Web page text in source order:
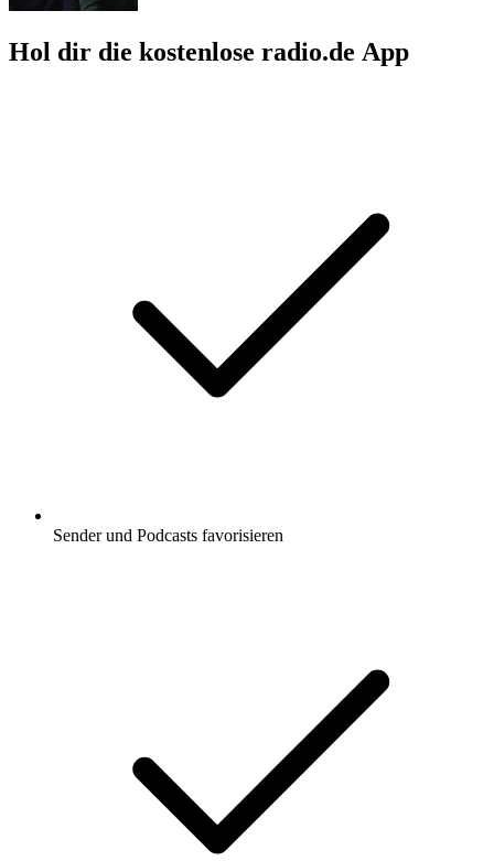
Hol dir die kostenlose radio.de App
Sender und Podcasts favorisieren